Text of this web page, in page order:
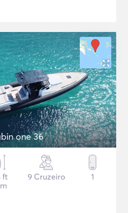
one 36
ft
9 Cruzeiro 1